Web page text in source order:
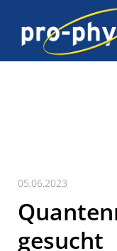
05.06.2023
gesucht